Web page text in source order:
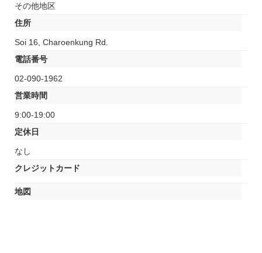
その他地区
住所
Soi 16, Charoenkung Rd.
電話番号
02-090-1962
営業時間
9:00-19:00
定休日
なし
クレジットカード
地図